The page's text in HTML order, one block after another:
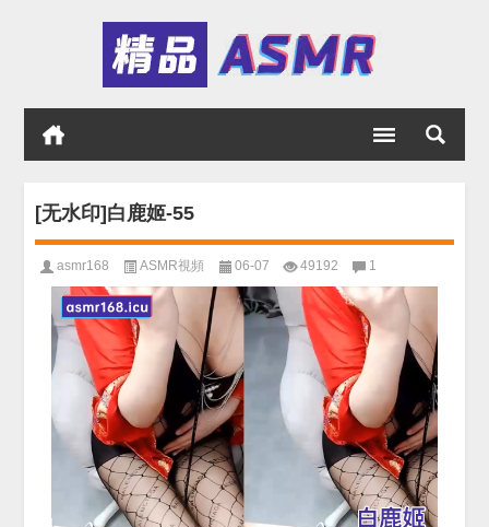
[无水印]白鹿姬-55
asmr168 ASMR視頻 06-07 49192 1